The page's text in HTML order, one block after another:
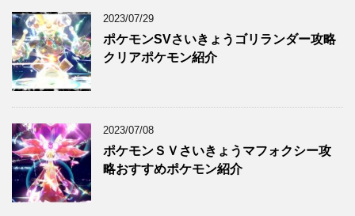
2023/07/29
ポケモンSVさいきょうゴリランダー攻略
クリアポケモン紹介
2023/07/08
ポケモンＳＶさいきょうマフォクシー攻
略おすすめポケモン紹介